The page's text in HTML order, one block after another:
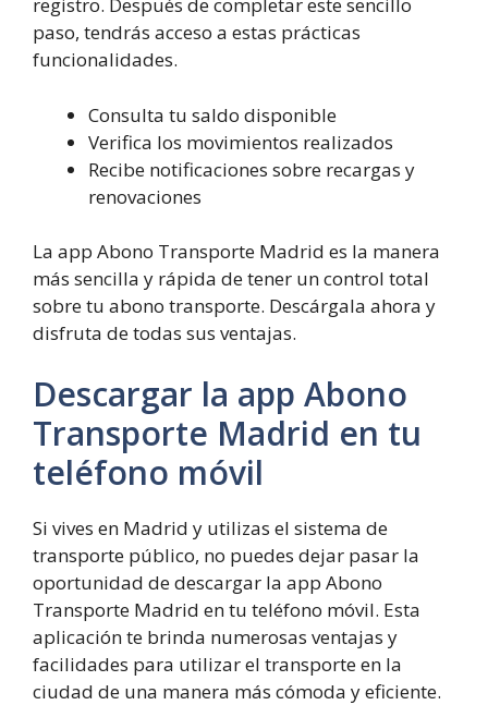
registro. Después de completar este sencillo
paso, tendrás acceso a estas prácticas
funcionalidades.
Consulta tu saldo disponible
Verifica los movimientos realizados
Recibe notificaciones sobre recargas y
renovaciones
La app Abono Transporte Madrid es la manera
más sencilla y rápida de tener un control total
sobre tu abono transporte. Descárgala ahora y
disfruta de todas sus ventajas.
Descargar la app Abono
Transporte Madrid en tu
teléfono móvil
Si vives en Madrid y utilizas el sistema de
transporte público, no puedes dejar pasar la
oportunidad de descargar la app Abono
Transporte Madrid en tu teléfono móvil. Esta
aplicación te brinda numerosas ventajas y
facilidades para utilizar el transporte en la
ciudad de una manera más cómoda y eficiente.